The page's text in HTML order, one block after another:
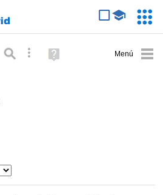
Búsqueda avanzada
Ayuda
(en